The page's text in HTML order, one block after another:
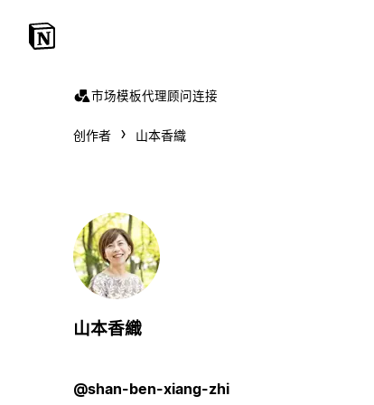
市场模板代理顾问连接
创作者 山本香織
山本香織
@shan-ben-xiang-zhi